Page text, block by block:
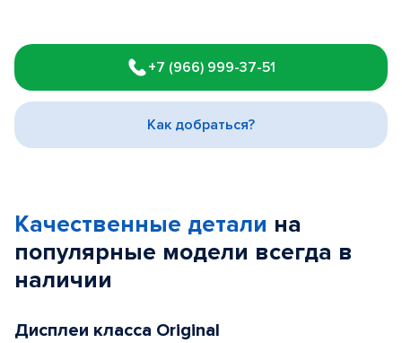
1
of
3
+7 (966) 999-37-51
Как добраться?
Качественные детали на
популярные модели всегда в
наличии
Дисплеи класса Original